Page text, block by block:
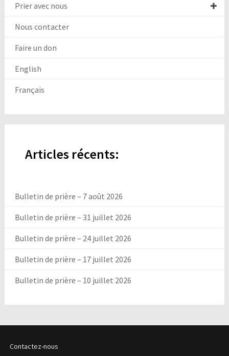
Prier avec nous
Nous contacter
Faire un don
English
Français
Articles récents:
Bulletin de prière – 7 août 2026
Bulletin de prière – 31 juillet 2026
Bulletin de prière – 24 juillet 2026
Bulletin de prière – 17 juillet 2026
Bulletin de prière – 10 juillet 2026
Contactez-nous